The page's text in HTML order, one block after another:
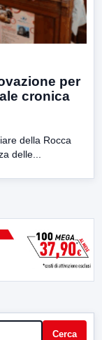
per
cronica
della Rocca
delle...
Cerca